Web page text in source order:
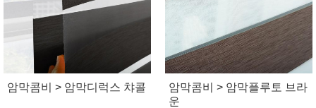
암막콤비 > 암막디럭스 챠콜
암막콤비 > 암막플루토 브라
운